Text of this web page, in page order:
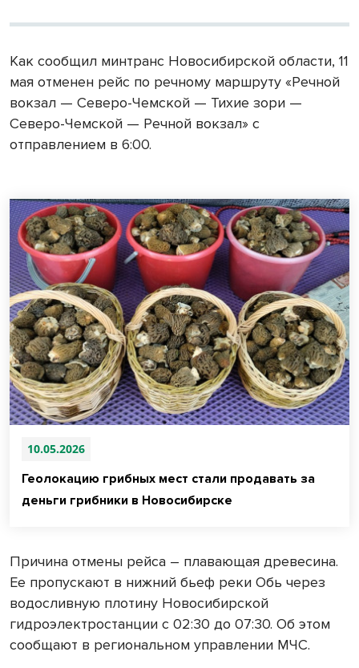
Как сообщил минтранс Новосибирской области, 11
мая отменен рейс по речному маршруту «Речной
вокзал — Северо-Чемской — Тихие зори —
Северо-Чемской — Речной вокзал» с
отправлением в 6:00.
10.05.2026
Геолокацию грибных мест стали продавать за
деньги грибники в Новосибирске
Причина отмены рейса – плавающая древесина.
Ее пропускают в нижний бьеф реки Обь через
водосливную плотину Новосибирской
гидроэлектростанции с 02:30 до 07:30. Об этом
сообщают в региональном управлении МЧС.